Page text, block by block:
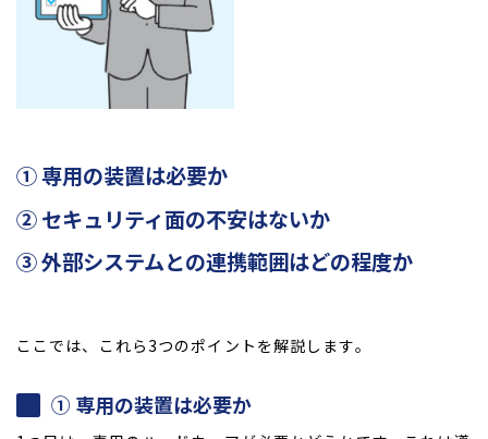
① 専用の装置は必要か
② セキュリティ面の不安はないか
③ 外部システムとの連携範囲はどの程度か
ここでは、これら3つのポイントを解説します。
① 専用の装置は必要か